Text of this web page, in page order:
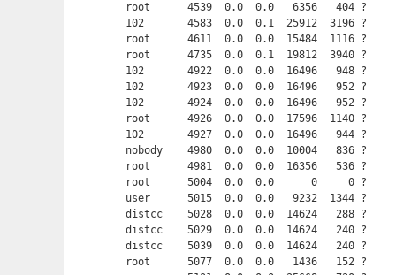
root      4539  0.0  0.0   6356   404 ?
102       4583  0.0  0.1  25912  3196 ?
root      4611  0.0  0.0  15484  1116 ?
root      4735  0.0  0.1  19812  3940 ?
102       4922  0.0  0.0  16496   948 ?
102       4923  0.0  0.0  16496   952 ?
102       4924  0.0  0.0  16496   952 ?
root      4926  0.0  0.0  17596  1140 ?
102       4927  0.0  0.0  16496   944 ?
nobody    4980  0.0  0.0  10004   836 ?
root      4981  0.0  0.0  16356   536 ?
root      5004  0.0  0.0      0     0 ?
user      5015  0.0  0.0   9232  1344 ?
distcc    5028  0.0  0.0  14624   288 ?
distcc    5029  0.0  0.0  14624   240 ?
distcc    5039  0.0  0.0  14624   240 ?
root      5077  0.0  0.0   1436   152 ?